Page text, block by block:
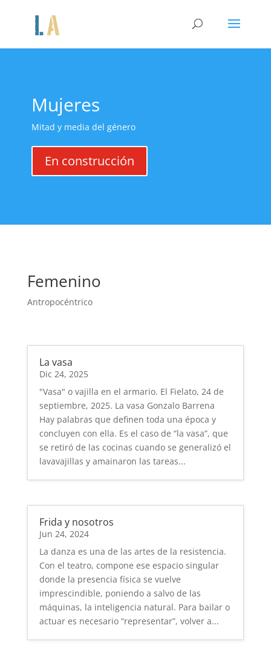
Mujeres
Mitad y media del género
En construcción
Femenino
Antropocéntrico
La vasa
Dic 24, 2025
"Vasa" o vajilla en el armario. El Fielato, 24 de
septiembre, 2025. La vasa Gonzalo Barrena
Hay palabras que definen toda una época y
concluyen con ella. Es el caso de “la vasa”, que
se retiró de las cocinas cuando se generalizó el
lavavajillas y amainaron las tareas...
Frida y nosotros
Jun 24, 2024
La danza es una de las artes de la resistencia.
Con el teatro, compone ese espacio singular
donde la presencia física se vuelve
imprescindible, poniendo a salvo de las
máquinas, la inteligencia natural. Para bailar o
actuar es necesario “representar”, volver a...